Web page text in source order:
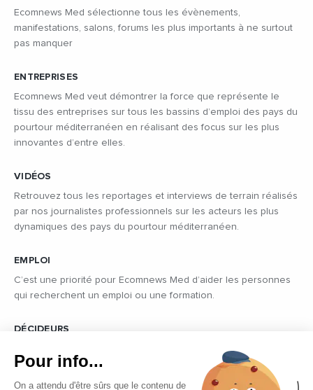
Ecomnews Med sélectionne tous les évènements,
manifestations, salons, forums les plus importants à ne surtout
pas manquer
ENTREPRISES
Ecomnews Med veut démontrer la force que représente le
tissu des entreprises sur tous les bassins d’emploi des pays du
pourtour méditerranéen en réalisant des focus sur les plus
innovantes d’entre elles.
VIDÉOS
Retrouvez tous les reportages et interviews de terrain réalisés
par nos journalistes professionnels sur les acteurs les plus
dynamiques des pays du pourtour méditerranéen.
EMPLOI
C’est une priorité pour Ecomnews Med d’aider les personnes
qui recherchent un emploi ou une formation.
DÉCIDEURS
Quels sont les décideurs qui font l’actualité économique et
politique des pays du pourtour de la Méditerranée.
Pour info...
On a attendu d'être sûrs que le contenu de